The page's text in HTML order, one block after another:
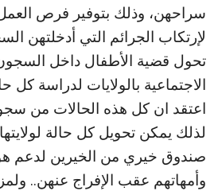
سراحهن، وذلك بتوفير فرص
لإرتكاب الجرائم التي أدخلتهن
تحول قضية الأطفال داخل
الاجتماعية بالولايات لدراسة كل
اعتقد ان كل هذه الحالات من
لذلك يمكن تحويل كل حالة
صندوق خيري من الخيرين لدعم
وأمهاتهم عقب الإفراج عنهن..